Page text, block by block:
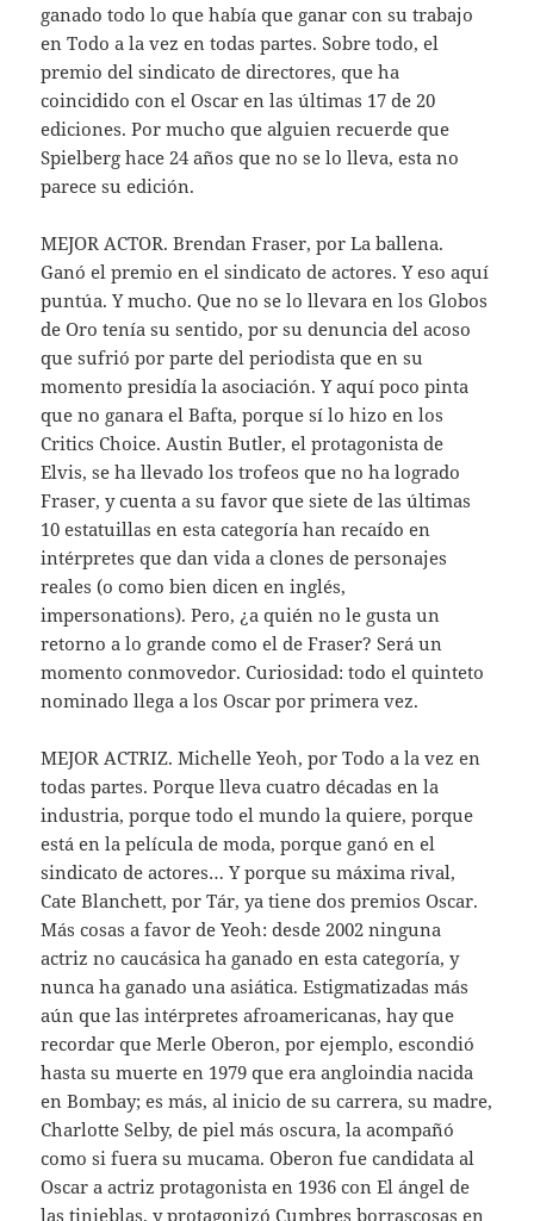
ganado todo lo que había que ganar con su trabajo
en Todo a la vez en todas partes. Sobre todo, el
premio del sindicato de directores, que ha
coincidido con el Oscar en las últimas 17 de 20
ediciones. Por mucho que alguien recuerde que
Spielberg hace 24 años que no se lo lleva, esta no
parece su edición.
MEJOR ACTOR. Brendan Fraser, por La ballena.
Ganó el premio en el sindicato de actores. Y eso aquí
puntúa. Y mucho. Que no se lo llevara en los Globos
de Oro tenía su sentido, por su denuncia del acoso
que sufrió por parte del periodista que en su
momento presidía la asociación. Y aquí poco pinta
que no ganara el Bafta, porque sí lo hizo en los
Critics Choice. Austin Butler, el protagonista de
Elvis, se ha llevado los trofeos que no ha logrado
Fraser, y cuenta a su favor que siete de las últimas
10 estatuillas en esta categoría han recaído en
intérpretes que dan vida a clones de personajes
reales (o como bien dicen en inglés,
impersonations). Pero, ¿a quién no le gusta un
retorno a lo grande como el de Fraser? Será un
momento conmovedor. Curiosidad: todo el quinteto
nominado llega a los Oscar por primera vez.
MEJOR ACTRIZ. Michelle Yeoh, por Todo a la vez en
todas partes. Porque lleva cuatro décadas en la
industria, porque todo el mundo la quiere, porque
está en la película de moda, porque ganó en el
sindicato de actores… Y porque su máxima rival,
Cate Blanchett, por Tár, ya tiene dos premios Oscar.
Más cosas a favor de Yeoh: desde 2002 ninguna
actriz no caucásica ha ganado en esta categoría, y
nunca ha ganado una asiática. Estigmatizadas más
aún que las intérpretes afroamericanas, hay que
recordar que Merle Oberon, por ejemplo, escondió
hasta su muerte en 1979 que era angloindia nacida
en Bombay; es más, al inicio de su carrera, su madre,
Charlotte Selby, de piel más oscura, la acompañó
como si fuera su mucama. Oberon fue candidata al
Oscar a actriz protagonista en 1936 con El ángel de
las tinieblas, y protagonizó Cumbres borrascosas en